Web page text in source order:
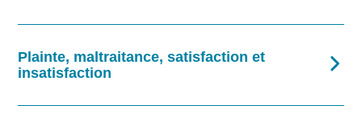
Plainte, maltraitance, satisfaction et
insatisfaction